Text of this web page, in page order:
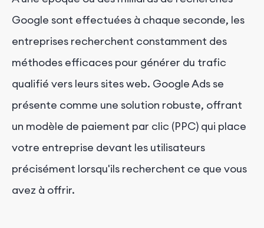
Google sont effectuées à chaque seconde, les
entreprises recherchent constamment des
méthodes efficaces pour générer du trafic
qualifié vers leurs sites web. Google Ads se
présente comme une solution robuste, offrant
un modèle de paiement par clic (PPC) qui place
votre entreprise devant les utilisateurs
précisément lorsqu'ils recherchent ce que vous
avez à offrir.